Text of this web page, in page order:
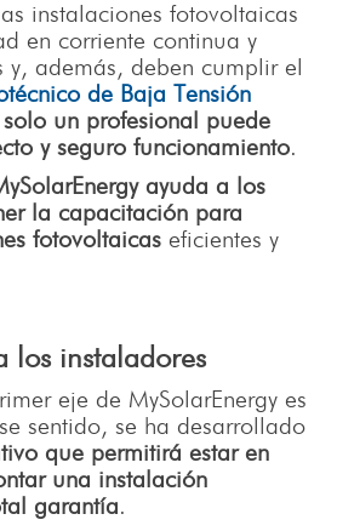
instalaciones fotovoltaicas
en corriente continua y
y, además, deben cumplir el
de Baja Tensión
solo un profesional puede
y seguro funcionamiento.
ayuda a los
la capacitación para
fotovoltaicas eficientes y
los instaladores
eje de MySolarEnergy es
sentido, se ha desarrollado
que permitirá estar en
una instalación
garantía.